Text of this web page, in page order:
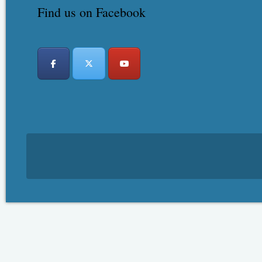
Find us on Facebook